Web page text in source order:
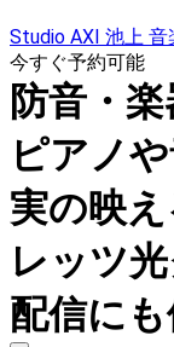
Studio AXI 池上 音
今すぐ予約可能
防音・
ピアノ
実の映
レッツ
配信にも